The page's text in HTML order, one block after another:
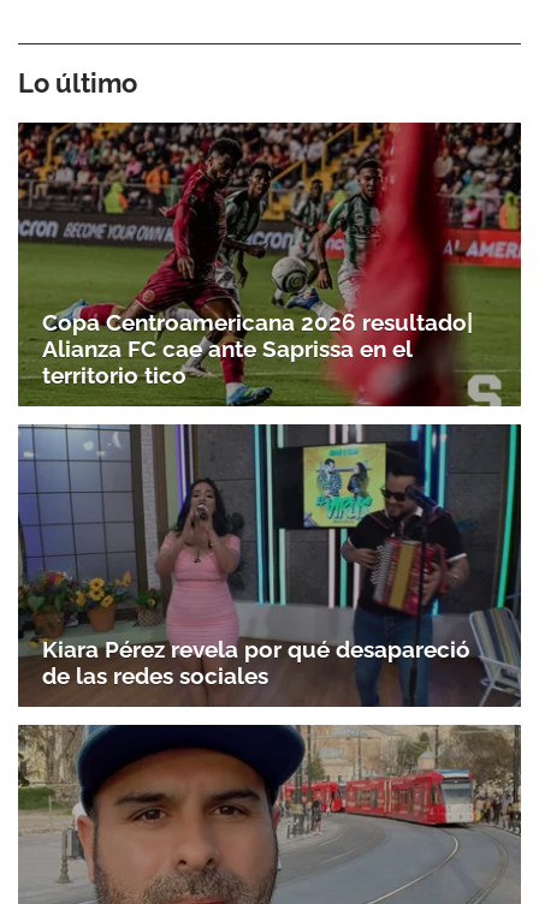
Lo último
Copa Centroamericana 2026 resultado|
Alianza FC cae ante Saprissa en el
territorio tico
Kiara Pérez revela por qué desapareció
de las redes sociales